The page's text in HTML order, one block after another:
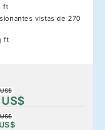
ft
vistas de 270
ft